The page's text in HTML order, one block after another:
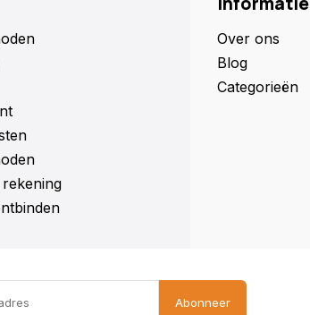
Over ons
Blog
Categorieën
Abonneer